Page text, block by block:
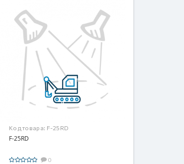
Код товара: F-25RD
F-25RD
0